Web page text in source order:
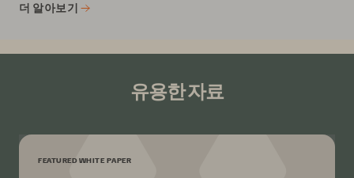
더 알아보기
유용한 자료
FEATURED WHITE PAPER